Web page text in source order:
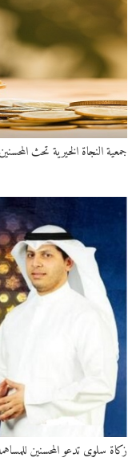
جمعية النجاة الخيرية تحث
زكاة سلوى تدعو المحسنين